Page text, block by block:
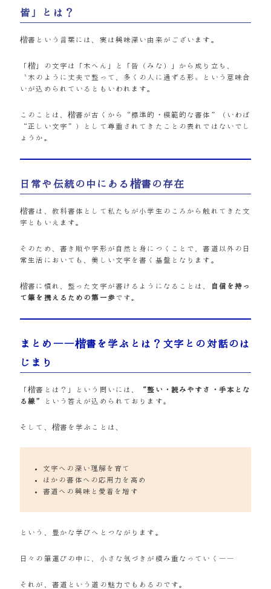
皆」とは？
楷書という言葉には、実は興味深い由来がございます。
「楷」の文字は「木へん」と「皆（みな）」から成り立ち、
〝木のように丈夫で整って、多くの人に通ずる形〟という意味合
いが込められているともいわれます。
このことは、楷書が古くから“標準的・模範的な書体”（いわば
“正しい文字”）として尊重されてきたことの表れではないでし
ょうか。
日常や伝統の中にある楷書の存在
楷書は、教科書体として私たちが小学生のころから触れてきた文
字ともいえます。
そのため、書き順や字形が自然と身につくことで、書道以外の日
常生活においても、美しい文字を書く基盤となります。
楷書に慣れ、整った文字が書けるようになることは、
自信を持っ
て筆を携えるための第一歩です。
まとめ――楷書を学ぶとは？文字との対話のは
じまり
「楷書とは？」という問いには、
“整い・読みやすさ・手本とな
る線”
という答えが込められております。
そして、楷書を学ぶことは、
文字への深い理解を育て
ほかの書体への応用力を高め
書道への興味と愛着を増す
という、豊かな学びへとつながります。
日々の筆運びの中に、小さな気づきが積み重なっていく――
それが、書道という道の魅力でもあるのです。